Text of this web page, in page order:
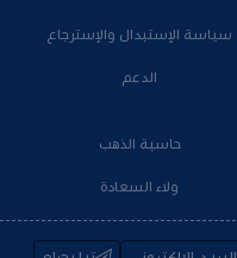
سياسة الإستبدال والإسترجاع
الدعم
حاسبة الذهب
ولاء السعادة